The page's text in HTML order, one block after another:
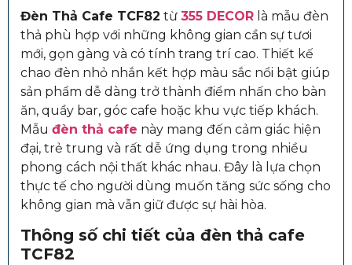
Đèn Thả Cafe TCF82 từ 355 DECOR là mẫu đèn
thả phù hợp với những không gian cần sự tươi
mới, gọn gàng và có tính trang trí cao. Thiết kế
chao đèn nhỏ nhắn kết hợp màu sắc nổi bật giúp
sản phẩm dễ dàng trở thành điểm nhấn cho bàn
ăn, quầy bar, góc cafe hoặc khu vực tiếp khách.
Mẫu đèn thả cafe này mang đến cảm giác hiện
đại, trẻ trung và rất dễ ứng dụng trong nhiều
phong cách nội thất khác nhau. Đây là lựa chọn
thực tế cho người dùng muốn tăng sức sống cho
không gian mà vẫn giữ được sự hài hòa.
Thông số chi tiết của đèn thả cafe
TCF82